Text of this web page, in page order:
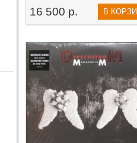
16 500 р. В